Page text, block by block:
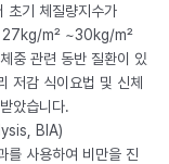
초기 체질량지수가
27kg/m² ~30kg/m²
중 관련 동반 질환이 있
저감 식이요법 및 신체
았습니다.
BIA)
를 사용하여 비만을 진